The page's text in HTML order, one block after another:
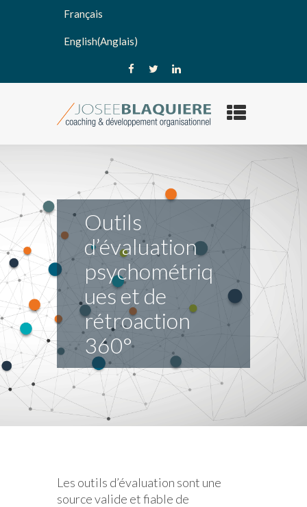
Français
English(Anglais)
Outils
d’évaluation
psychométriq
ues et de
rétroaction
360°
Les outils d’évaluation sont une
source valide et fiable de